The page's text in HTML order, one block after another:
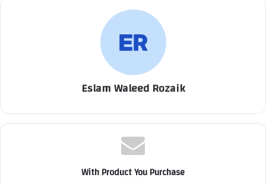
Eslam Waleed Rozaik
With Product You Purchase